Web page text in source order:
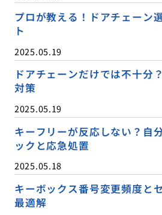
プロが教える！ドアチェーン
ト
2025.05.19
ドアチェーンだけでは不十分
対策
2025.05.19
キーフリーが反応しない？自
ックと応急処置
2025.05.18
キーボックス番号変更頻度と
最適解